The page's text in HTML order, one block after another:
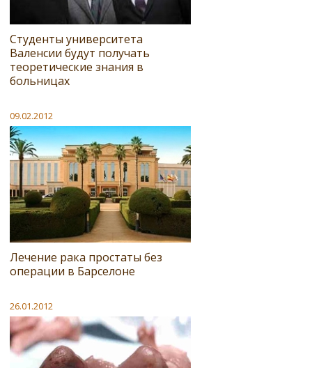
Студенты университета
Валенсии будут получать
теоретические знания в
больницах
09.02.2012
Лечение рака простаты без
операции в Барселоне
26.01.2012